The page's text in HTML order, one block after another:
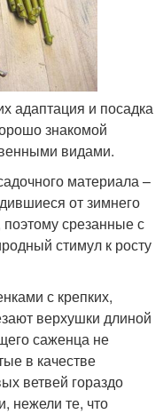
адаптация и посадка
знакомой
видами.
материала –
от зимнего
поэтому срезанные с
стимул к росту
с крепких,
верхушки длиной
саженца не
в качестве
ветвей гораздо
нежели те, что